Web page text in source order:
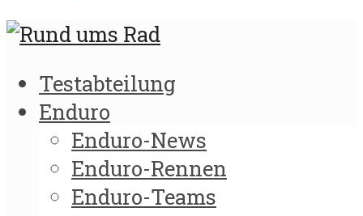
Testabteilung
Enduro
Enduro-News
Enduro-Rennen
Enduro-Teams